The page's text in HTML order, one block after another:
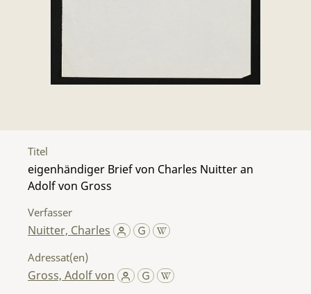
Titel
eigenhändiger Brief von Charles Nuitter an
Adolf von Gross
Verfasser
Nuitter, Charles
Adressat(en)
Gross, Adolf von